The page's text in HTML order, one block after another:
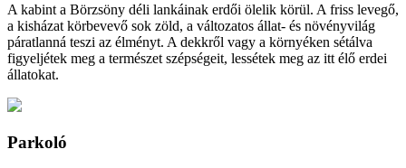
A kabint a Börzsöny déli lankáinak erdői ölelik körül. A friss levegő,
a kisházat körbevevő sok zöld, a változatos állat- és növényvilág
páratlanná teszi az élményt. A dekkről vagy a környéken sétálva
figyeljétek meg a természet szépségeit, lessétek meg az itt élő erdei
állatokat.
Parkoló